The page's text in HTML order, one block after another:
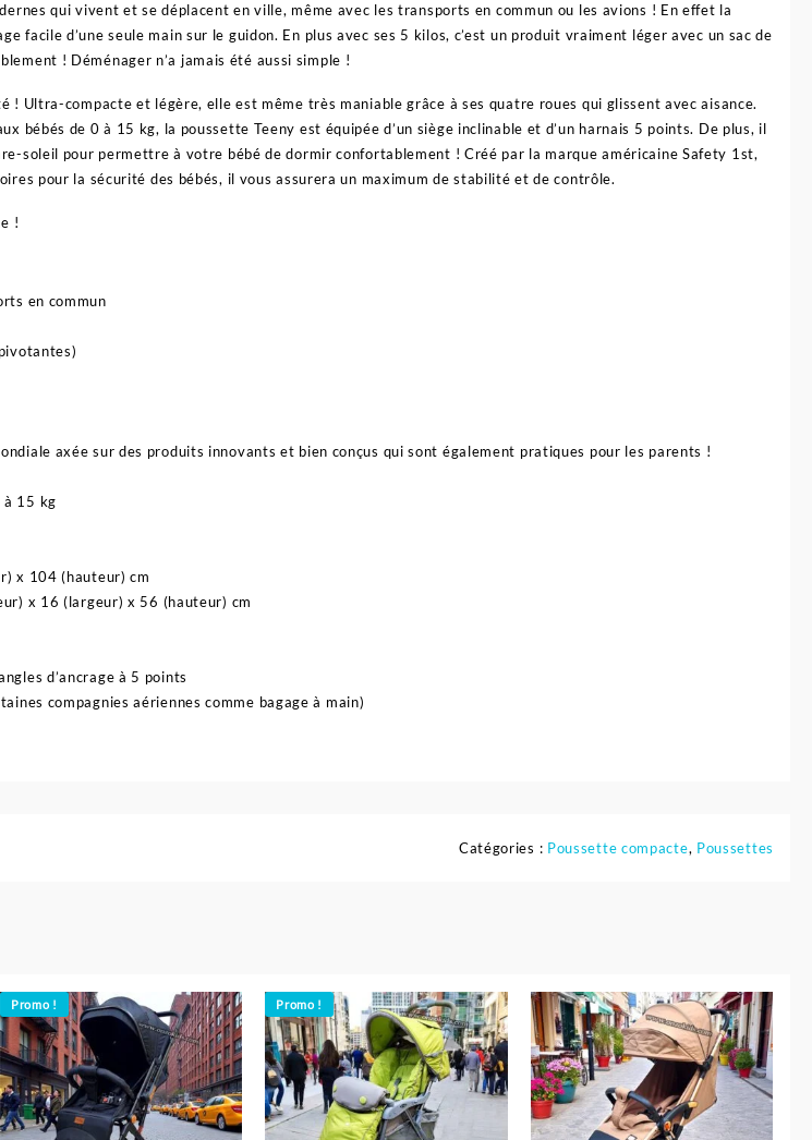
qui vivent et se déplacent en ville, même avec les transports en commun ou les avions ! En effet la
facile d’une seule main sur le guidon. En plus avec ses 5 kilos, c’est un produit vraiment léger avec un sac de
! Déménager n’a jamais été aussi simple !
! Ultra-compacte et légère, elle est même très maniable grâce à ses quatre roues qui glissent avec aisance.
bébés de 0 à 15 kg, la poussette Teeny est équipée d’un siège inclinable et d’un harnais 5 points. De plus, il
soleil pour permettre à votre bébé de dormir confortablement ! Créé par la marque américaine Safety 1st,
pour la sécurité des bébés, il vous assurera un maximum de stabilité et de contrôle.
!
en commun
axée sur des produits innovants et bien conçus qui sont également pratiques pour les parents !
à 15 kg
x 104 (hauteur) cm
x 16 (largeur) x 56 (hauteur) cm
d’ancrage à 5 points
compagnies aériennes comme bagage à main)
Catégories : Poussette compacte, Poussettes
Promo ! Promo !